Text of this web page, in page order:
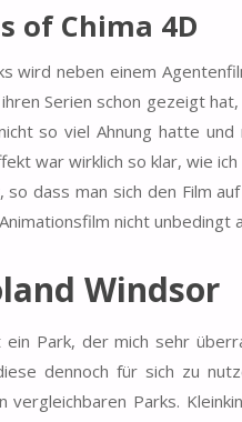
of Chima 4D
wird neben einem
Serien schon gezeigt
so viel Ahnung hatte
war wirklich so klar, wie
dass man sich den Film
nicht unbedingt
Windsor
ein Park, der mich sehr
dennoch für sich zu
vergleichbaren Parks.